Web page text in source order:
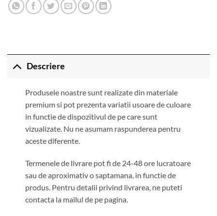
Descriere
Produsele noastre sunt realizate din materiale
premium si pot prezenta variatii usoare de culoare
in functie de dispozitivul de pe care sunt
vizualizate. Nu ne asumam raspunderea pentru
aceste diferente.
Termenele de livrare pot fi de 24-48 ore lucratoare
sau de aproximativ o saptamana, in functie de
produs. Pentru detalii privind livrarea, ne puteti
contacta la mailul de pe pagina.